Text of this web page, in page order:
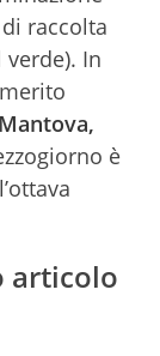
raccolta
In
è
articolo